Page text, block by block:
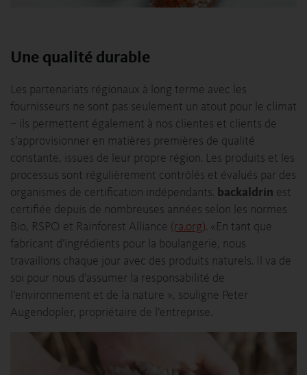
Une qualité durable
Les partenariats régionaux à long terme avec les
fournisseurs ne sont pas seulement un atout pour le climat
– ils permettent également à nos clientes et clients de
s’approvisionner en matières premières de qualité
constante, issues de leur propre région. Les produits et les
processus sont régulièrement contrôlés et évalués par des
organismes de certification indépendants. backaldrin est
certifiée depuis de nombreuses années selon les normes
Bio, RSPO et Rainforest Alliance (ra.org). «En tant que
fabricant d’ingrédients pour la boulangerie, nous
travaillons chaque jour avec des produits naturels. Il va de
soi pour nous d’assumer la responsabilité de
l’environnement et de la nature », souligne Peter
Augendopler, propriétaire de l’entreprise.